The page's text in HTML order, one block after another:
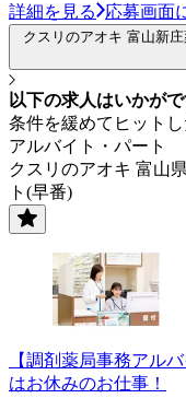
詳細を見る 応募画面
クスリのアオキ 富山新
以下の求人はいかがで
条件を緩めてヒット
アルバイト・パート
クスリのアオキ 富山
ト(早番)
【調剤薬局事務アル
はお休みのお仕事！